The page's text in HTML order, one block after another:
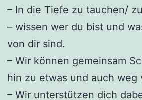
– In die Tiefe zu tauchen/
– wissen wer du bist und
von dir sind.
– Wir können gemeinsam
hin zu etwas und auch weg
– Wir unterstützen dich